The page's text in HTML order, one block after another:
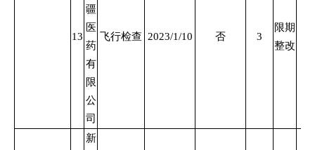
13
疆
医
药
有
限
公
司
飞行检查 2023/1/10 否 3
限期
整改
新